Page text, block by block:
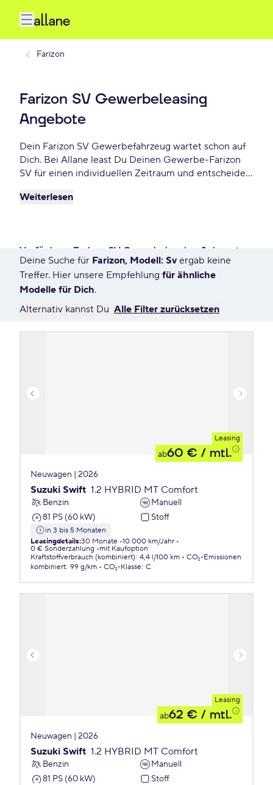
Farizon
Farizon SV Gewerbeleasing
Angebote
Dein Farizon SV Gewerbefahrzeug wartet schon auf
Dich. Bei Allane least Du Deinen Gewerbe-Farizon
SV für einen individuellen Zeitraum und entscheidest
möchtest oder zurückgeben willst. Finde das
Weiterlesen
Verfügbare Farizon SV Gewerbeleasing Anbegote
7613 Angebote für Deine Suche
Deine Suche für Farizon, Modell: Svergab keine
Treffer. Hier unsere Empfehlung für ähnliche
Modelle für Dich.
Alternativ kannst Du Alle Filter zurücksetzen
Leasing
ab60 € / mtl.
Neuwagen | 2026
Suzuki Swift 1.2 HYBRID MT Comfort
Benzin
Manuell
81 PS (60 kW)
Stoff
in 3 bis 5 Monaten
Leasingdetails:30 Monate 10.000 km/Jahr
0 € Sonderzahlung
mit Kaufoption
Kraftstoffverbrauch (kombiniert): 4,4 l/100 km
CO₂-Emissionen
kombiniert: 99 g/km CO₂-Klasse: C
Leasing
ab62 € / mtl.
Neuwagen | 2026
Suzuki Swift 1.2 HYBRID MT Comfort
Benzin
Manuell
81 PS (60 kW)
Stoff